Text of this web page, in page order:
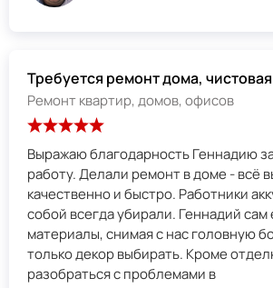
Требуется ремонт дома,
Ремонт квартир, домов, офисов
Выражаю благодарность Геннадию
работу. Делали ремонт в доме - всё
качественно и быстро. Работники
собой всегда убирали. Геннадий сам
материалы, снимая с нас головную
только декор выбирать. Кроме
разобраться с проблемами в